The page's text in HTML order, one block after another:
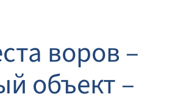
воров –
объект –